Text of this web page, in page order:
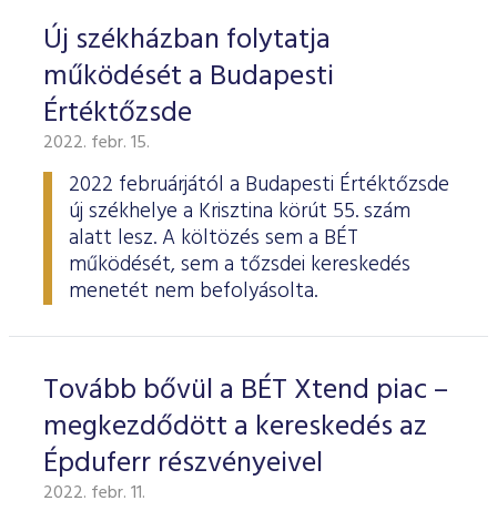
Új székházban folytatja
működését a Budapesti
Értéktőzsde
2022. febr. 15.
2022 februárjától a Budapesti Értéktőzsde
új székhelye a Krisztina körút 55. szám
alatt lesz. A költözés sem a BÉT
működését, sem a tőzsdei kereskedés
menetét nem befolyásolta.
Tovább bővül a BÉT Xtend piac –
megkezdődött a kereskedés az
Épduferr részvényeivel
2022. febr. 11.